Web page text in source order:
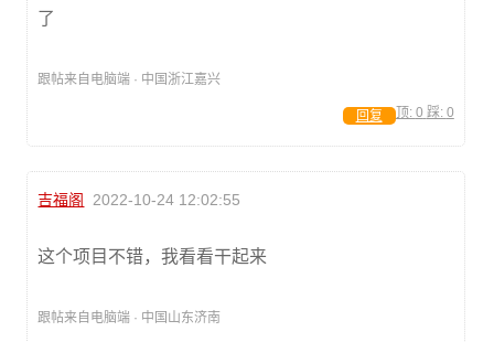
了
跟帖来自电脑端 · 中国浙江嘉兴
顶: 0 踩: 0
回复
吉福阁 2022-10-24 12:02:55
这个项目不错，我看看干起来
跟帖来自电脑端 · 中国山东济南